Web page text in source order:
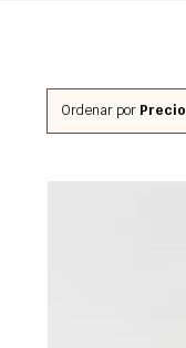
Ordenar por Precio